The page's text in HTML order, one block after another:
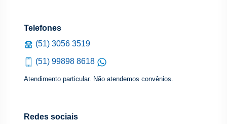
Telefones
(51) 3056 3519
(51) 99898 8618
Atendimento particular. Não atendemos convênios.
Redes sociais